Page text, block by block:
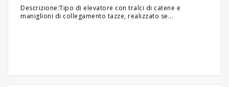
Descrizione:Tipo di elevatore con tralci di catene e
maniglioni di collegamento tazze, realizzato se...